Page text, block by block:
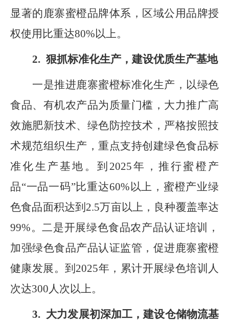
显著的鹿寨蜜橙品牌体系， 区域公用品牌授
权使用比重达80%以上。
2. 狠抓标准化生产，建设优质生产基地
一是推进鹿寨蜜橙标准化生产，以绿色
食品、有机农产品为质量门槛，大力推广高
效施肥新技术、绿色防控技术，严格按照技
术规范组织生产，重点支持创建绿色食品标
准化生产基地。到 2025年，推行蜜橙产
品“一品一码”比重达60% 以上，蜜橙产业绿
色食品面积达到 2.5万亩以上，良种覆盖率达
99%。二是开展绿色食品农产品认证培训，
加强绿色食品产品认证监管，促进鹿寨蜜橙
健康发展。到 2025年，累计开展绿色培训人
次达300人次以上。
3. 大力发展初深加工，建设仓储物流基